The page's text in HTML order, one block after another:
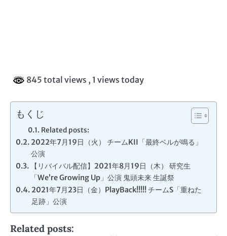
845 total views , 1 views today
もくじ
Related posts:
2022年7月19日（火） チームKII「最終ベルが鳴る」
公演
【リバイバル配信】2021年8月19日（木） 研究生
「We’re Growing Up」公演 鬼頭未来 生誕祭
2021年7月23日（金）PlayBack!!!!! チームS「重ねた
足跡」公演
Related posts: